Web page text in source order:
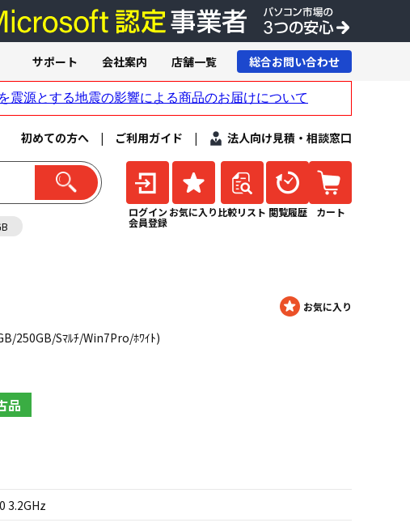
初めての方へ | ご利用ガイド | 法人向け見積・相談窓口
ログイン
会員登録
お気に入り 比較リスト 閲覧履歴 カート
サポート 会社案内 店舗一覧 総合お問い合わせ
250GB/Sﾏﾙﾁ/Win7Pro/ﾎﾜｲﾄ)
品
3.2GHz